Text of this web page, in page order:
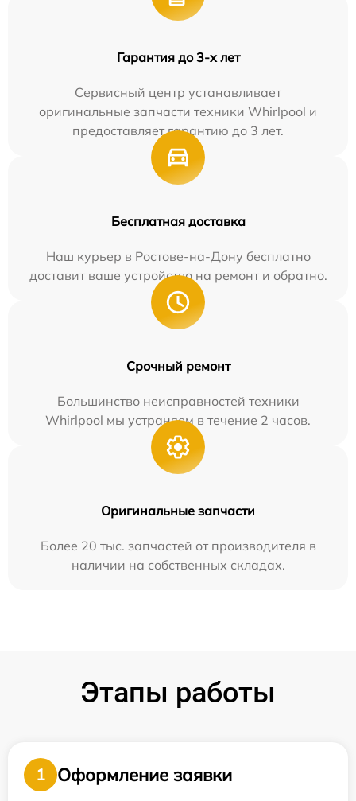
Гарантия до 3-х лет
Сервисный центр устанавливает
оригинальные запчасти техники Whirlpool и
предоставляет гарантию до 3 лет.
Бесплатная доставка
Наш курьер в Ростове-на-Дону бесплатно
доставит ваше устройство на ремонт и обратно.
Срочный ремонт
Большинство неисправностей техники
Whirlpool мы устраняем в течение 2 часов.
Оригинальные запчасти
Более 20 тыс. запчастей от производителя в
наличии на собственных складах.
Этапы работы
1
Оформление заявки